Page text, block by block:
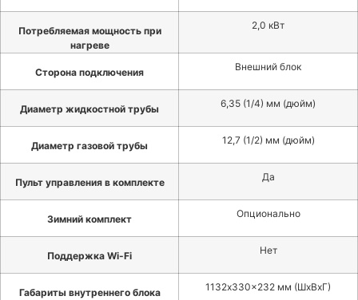
Потребляемая мощность при
нагреве
2,0 кВт
Сторона подключения Внешний блок
Диаметр жидкостной трубы 6,35 (1/4) мм (дюйм)
Диаметр газовой трубы 12,7 (1/2) мм (дюйм)
Пульт управления в комплекте Да
Зимний комплект Опционально
Поддержка Wi-Fi Нет
Габариты внутреннего блока
1132х330×232 мм (ШхВхГ)